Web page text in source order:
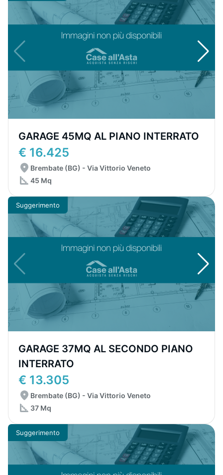
GARAGE 45MQ AL PIANO INTERRATO
€ 16.425
Brembate (BG) - Via Vittorio Veneto
45 Mq
Suggerimento
GARAGE 37MQ AL SECONDO PIANO
INTERRATO
€ 13.305
Brembate (BG) - Via Vittorio Veneto
37 Mq
Suggerimento